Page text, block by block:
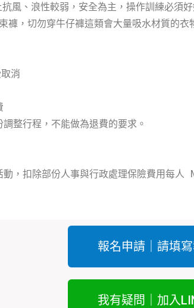
、浪性較弱，安全為主，操作訓練必須好
，切勿穿牛仔褲這類會大量吸水材質的衣
消
整行程，不能做為退費的要求。
動，扣除部份人事與行政處理保險費用每
報名申請｜請填
我有疑問｜加入